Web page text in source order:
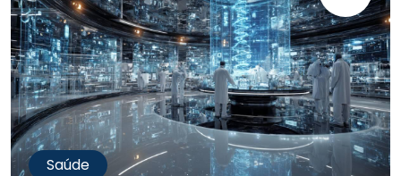
Saúde